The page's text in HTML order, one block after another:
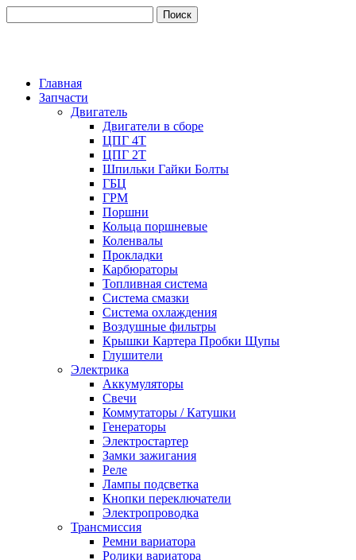
Главная
Запчасти
Двигатель
Двигатели в сборе
ЦПГ 4Т
ЦПГ 2Т
Шпильки Гайки Болты
ГБЦ
ГРМ
Поршни
Кольца поршневые
Коленвалы
Прокладки
Карбюраторы
Топливная система
Система смазки
Система охлаждения
Воздушные фильтры
Крышки Картера Пробки Щупы
Глушители
Электрика
Аккумуляторы
Свечи
Коммутаторы / Катушки
Генераторы
Электростартер
Замки зажигания
Реле
Лампы подсветка
Кнопки переключатели
Электропроводка
Трансмиссия
Ремни вариатора
Ролики вариатора